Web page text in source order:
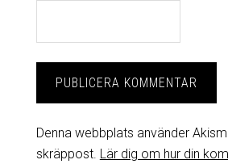
Denna webbplats använder
skräppost. Lär dig om hur din